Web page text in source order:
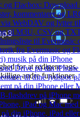
Flacbox:
kommentarer og
WebDAV og lytter
til M3U, CSV og
til Evermusic
fra Evermusic og
musik på din iPhone
Drive på din
til dine lydspor
på din iPhone eller
flashdrev på iPhone
iPad og Mac
din iPhone, iPad
for at redigere tags,
andre funktioner.